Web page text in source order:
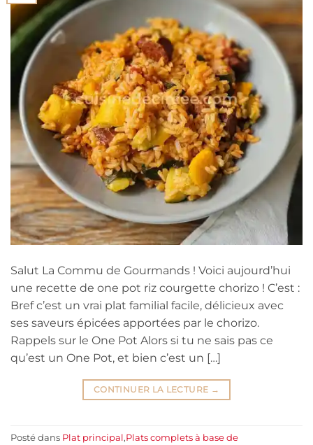
Salut La Commu de Gourmands ! Voici aujourd’hui
une recette de one pot riz courgette chorizo ! C’est :
Bref c’est un vrai plat familial facile, délicieux avec
ses saveurs épicées apportées par le chorizo.
Rappels sur le One Pot Alors si tu ne sais pas ce
qu’est un One Pot, et bien c’est un […]
CONTINUER LA LECTURE →
Posté dans Plat principal,Plats complets à base de